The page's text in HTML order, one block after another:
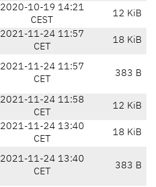
2020-10-19 14:21
CEST
12 KiB
2021-11-24 11:57
CET
18 KiB
2021-11-24 11:57
CET
383 B
2021-11-24 11:58
CET
12 KiB
2021-11-24 13:40
CET
18 KiB
2021-11-24 13:40
CET
383 B